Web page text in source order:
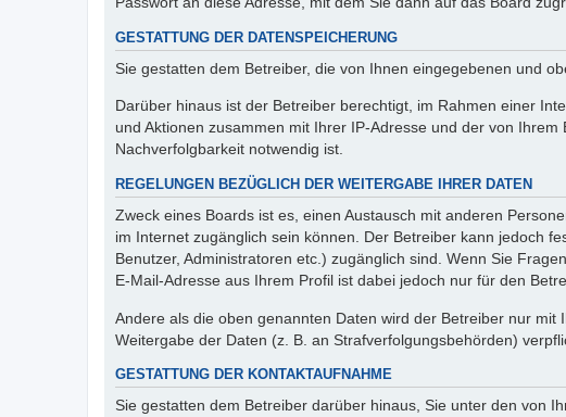
GESTATTUNG DER DATENSPEICHERUNG
Sie gestatten dem Betreiber, die von Ihnen eingegebenen und
Darüber hinaus ist der Betreiber berechtigt, im Rahmen einer
und Aktionen zusammen mit Ihrer IP-Adresse und der von
Nachverfolgbarkeit notwendig ist.
REGELUNGEN BEZÜGLICH DER WEITERGABE IHRER DATEN
Zweck eines Boards ist es, einen Austausch mit anderen
im Internet zugänglich sein können. Der Betreiber kann jedoch
Benutzer, Administratoren etc.) zugänglich sind. Wenn Sie
E-Mail-Adresse aus Ihrem Profil ist dabei jedoch nur für den
Andere als die oben genannten Daten wird der Betreiber nur
Weitergabe der Daten (z. B. an Strafverfolgungsbehörden)
GESTATTUNG DER KONTAKTAUFNAHME
Sie gestatten dem Betreiber darüber hinaus, Sie unter den von